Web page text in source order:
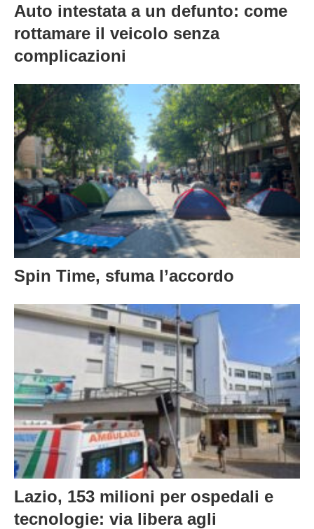
Auto intestata a un defunto: come
rottamare il veicolo senza
complicazioni
Spin Time, sfuma l’accordo
Lazio, 153 milioni per ospedali e
tecnologie: via libera agli